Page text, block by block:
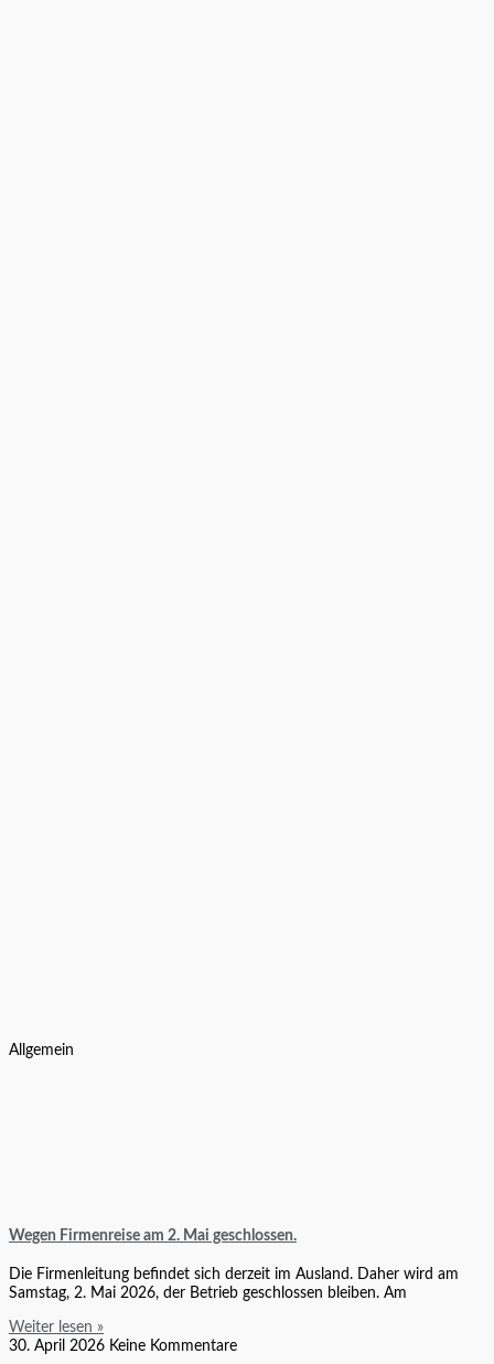
Allgemein
Wegen Firmenreise am 2. Mai geschlossen.
Die Firmenleitung befindet sich derzeit im Ausland. Daher wird am
Samstag, 2. Mai 2026, der Betrieb geschlossen bleiben. Am
Weiter lesen »
30. April 2026 Keine Kommentare